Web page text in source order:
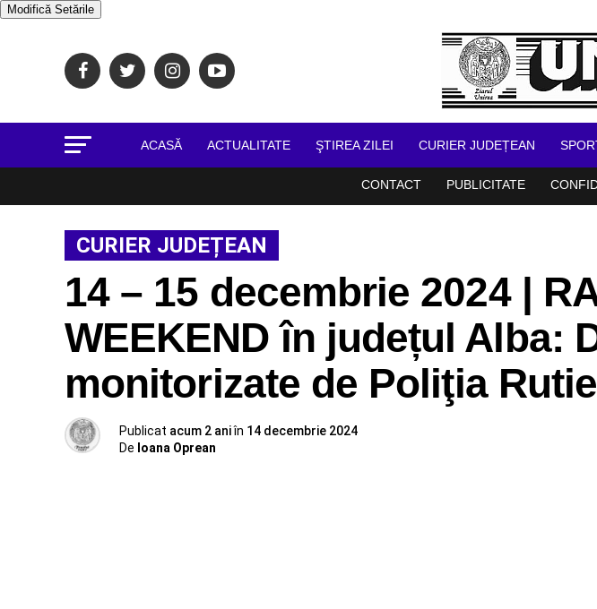
Modifică Setările
ACASĂ ACTUALITATE ŞTIREA ZILEI CURIER JUDEȚEAN
CONTACT PUBLICITATE
CURIER JUDEȚEAN
14 – 15 decembrie 2024 |
WEEKEND în județul Alba:
monitorizate de Poliţia
Publicat acum 2 aniîn 14 decembrie 2024
De Ioana Oprean